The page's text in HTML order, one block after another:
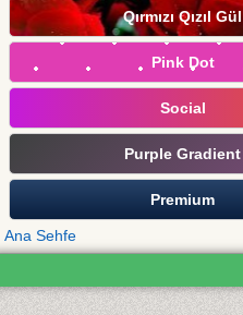
Qırmızı Qızıl Gül
Pink Dot
Social
Purple Gradient
Premium
Ana Sehfe